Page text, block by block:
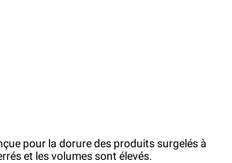
pour la dorure des produits surgelés à
et les volumes sont élevés.